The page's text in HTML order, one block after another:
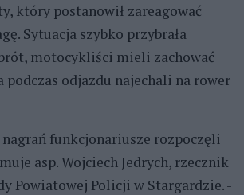
który postanowił zareagować
Sytuacja szybko przybrała
motocykliści mieli zachować
podczas odjazdu najechali na rower
funkcjonariusze rozpoczęli
asp. Wojciech Jedrych, rzecznik
Powiatowej Policji w Stargardzie. -